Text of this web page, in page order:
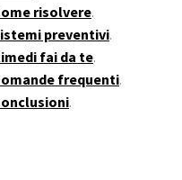
risolvere.
preventivi.
fai da te.
frequenti.
.